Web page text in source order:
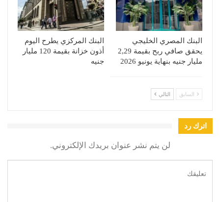
البنك المصري الخليجي
يحقق صافي ربح بقيمة 2,29
مليار جنيه بنهاية يونيو 2026
البنك المركزي يطرح اليوم
أذون خزانة بقيمة 120 مليار
جنيه
السابق التالي
اترك رد
لن يتم نشر عنوان بريدك الإلكتروني.